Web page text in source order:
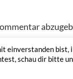
einverstanden
schau dir bitte